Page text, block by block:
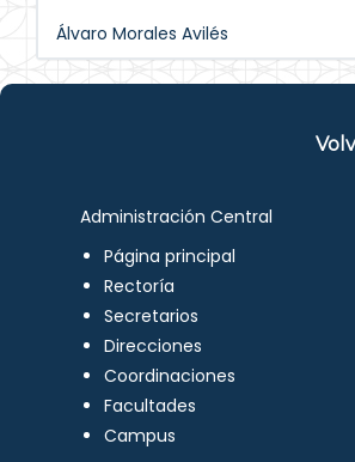
Álvaro Morales Avilés
Administración Central
Página principal
Rectoría
Secretarios
Direcciones
Coordinaciones
Facultades
Campus